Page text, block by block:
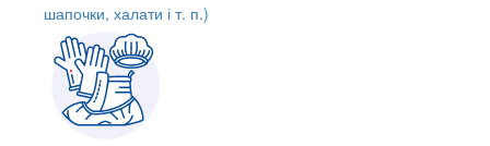
шапочки, халати і т. п.)